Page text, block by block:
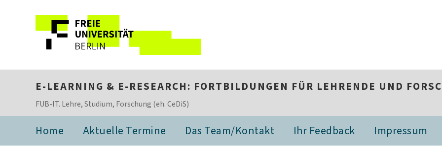
E-LEARNING & E-RESEARCH: FORTBILDUNGEN FÜR LEHRENDE UND
FUB-IT. Lehre, Studium, Forschung (eh. CeDiS)
Home Aktuelle Termine Das Team/Kontakt Ihr Feedback Impressum